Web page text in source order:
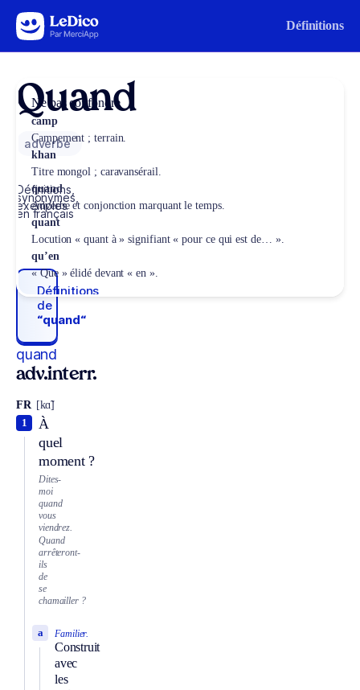
Aller au contenu Définitions
Quand
adverbe
Définitions,
synonymes,
exemples
en français
Définitions
de
“quand“
quand
adv.interr.
FR [kɑ̃]
À
quel
moment ?
1
Dites-
moi
quand
vous
viendrez.
Quand
arrêteront-
ils
de
se
chamailler ?
Familier.
Construit
avec
les
a
Ne pas confondre
camp
Campement ; terrain.
khan
Titre mongol ; caravansérail.
quand
Adverbe et conjonction marquant le temps.
quant
Locution « quant à » signifiant « pour ce qui est de… ».
qu’en
« Que » élidé devant « en ».